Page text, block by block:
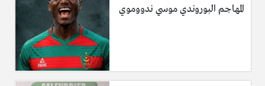
المهاجم البوروندي موسي ندووموي